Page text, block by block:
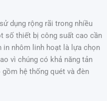
dụng rộng rãi trong nhiều
số thiết bị công suất cao cần
in nhôm linh hoạt là lựa chọn
vì chúng có khả năng tản
hệ thống quét và đèn